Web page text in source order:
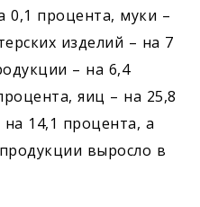
0,1 процента, муки –
изделий – на 7
– на 6,4
яиц – на 25,8
14,1 процента, а
выросло в